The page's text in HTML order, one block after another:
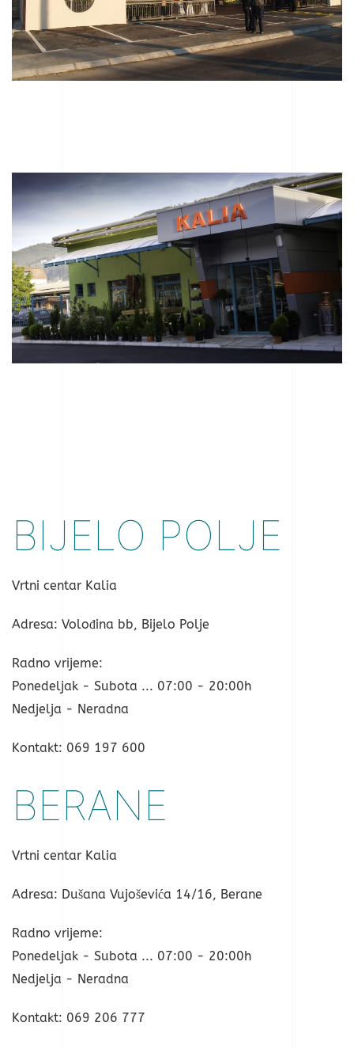
BIJELO POLJE
Vrtni centar Kalia
Adresa: Volođina bb, Bijelo Polje
Radno vrijeme:
Ponedeljak - Subota ... 07:00 - 20:00h
Nedjelja - Neradna
Kontakt: 069 197 600
BERANE
Vrtni centar Kalia
Adresa: Dušana Vujoševića 14/16, Berane
Radno vrijeme:
Ponedeljak - Subota ... 07:00 - 20:00h
Nedjelja - Neradna
Kontakt: 069 206 777